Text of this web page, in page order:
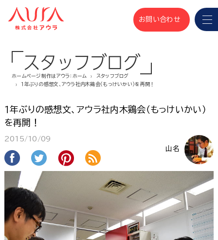
お問い合わせ
スタッフブログ
ホームページ制作はアウラ：ホーム
スタッフブログ
１年ぶりの感想文、アウラ社内木鶏会（もっけいかい）を再開！
１年ぶりの感想文、アウラ社内木鶏会（もっけいかい）
を再開！
山名
2015/10/09